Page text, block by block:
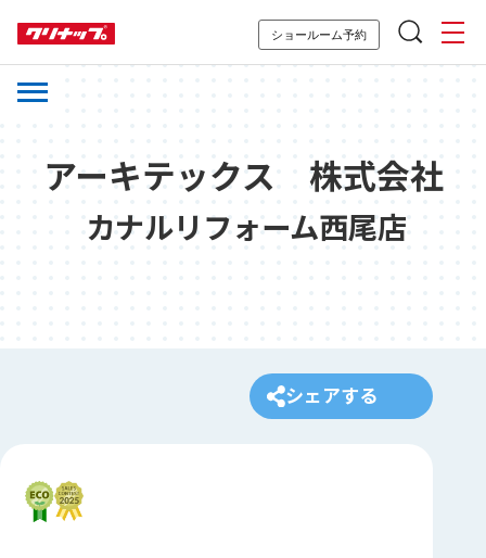
ショールーム予約
アーキテックス 株式会社
カナルリフォーム西尾店
シェアする